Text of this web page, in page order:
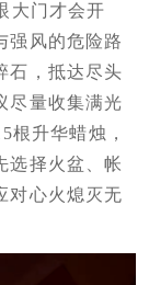
大门才会开
强风的危险路
石，抵达尽头
尽量收集满光
根升华蜡烛，
选择火盆、帐
对心火熄灭无